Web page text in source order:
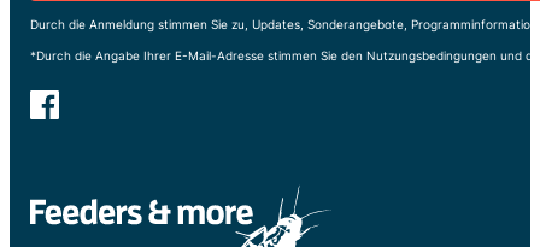
Durch die Anmeldung stimmen Sie zu, Updates, Sonderangebote,
*Durch die Angabe Ihrer E-Mail-Adresse stimmen Sie den Nutzungsbedingungen und